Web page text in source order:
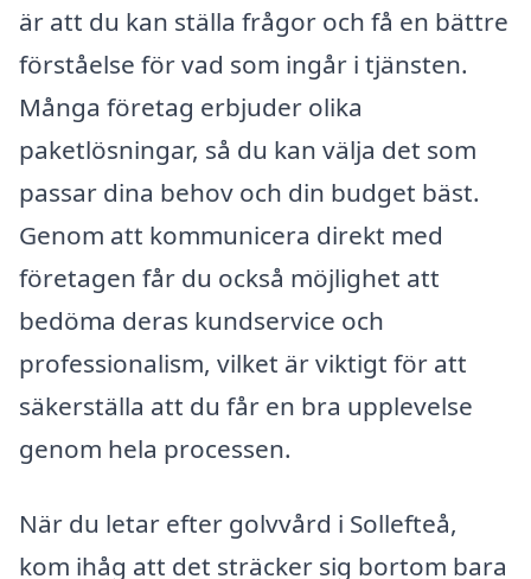
är att du kan ställa frågor och få en bättre
förståelse för vad som ingår i tjänsten.
Många företag erbjuder olika
paketlösningar, så du kan välja det som
passar dina behov och din budget bäst.
Genom att kommunicera direkt med
företagen får du också möjlighet att
bedöma deras kundservice och
professionalism, vilket är viktigt för att
säkerställa att du får en bra upplevelse
genom hela processen.
När du letar efter golvvård i Sollefteå,
kom ihåg att det sträcker sig bortom bara